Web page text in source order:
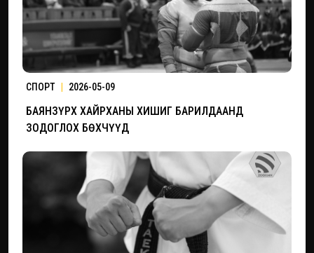
СПОРТ 2026-05-09
БАЯНЗҮРХ ХАЙРХАНЫ ХИШИГ БАРИЛДААНД
ЗОДОГЛОХ БӨХЧҮҮД